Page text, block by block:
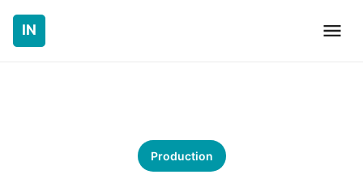
Production